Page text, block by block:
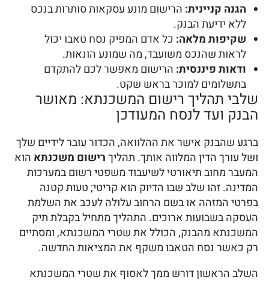
הגנה קניינית: הרישום מונע עסקאות סותרות בנכס
ללא ידיעת הבנק.
שקיפות מלאה: כל אדם המפיק נסח טאבו יכול
לראות שהנכס משועבד, מה שמונע הונאות.
ודאות פיננסית: הרישום מאפשר לכם להתקדם
בתשלומים למוכר בראש שקט.
שלבי תהליך רישום המשכנתא: מאושר
הבנק ועד לנסח המעודכן
ברגע שהבנק אישר את ההלוואה, הכדור עובר לידיים שלך
ושל עורך הדין המלווה אותך. תהליךרישום משכנתא הוא
המעבר מחוב תיאורטי לשיעבוד משפטי רשום במערכות
המדינה. זהו שלב שבו הדיוק הוא קריטי; טעות קטנה
בפרטי המזהה או בשם הרחוב עלולה לעכב את השלמת
העסקה בשבועות ארוכים. התהליך מתחיל בקבלת תיק
המשכנתא מהבנק, הכולל את שטרי המשכנתא, ומסתיים
רק כאשר נסח הטאבו משקף את המציאות החדשה.
השלב הראשון דורש ממך לאסוף את שטרי המשכנתא